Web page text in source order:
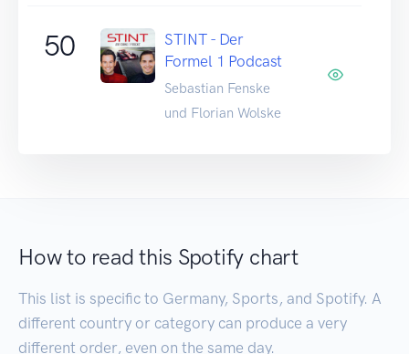
50
STINT - Der
Formel 1 Podcast
Sebastian Fenske
und Florian Wolske
How to read this Spotify chart
This list is specific to Germany, Sports, and Spotify. A
different country or category can produce a very
different order, even on the same day.